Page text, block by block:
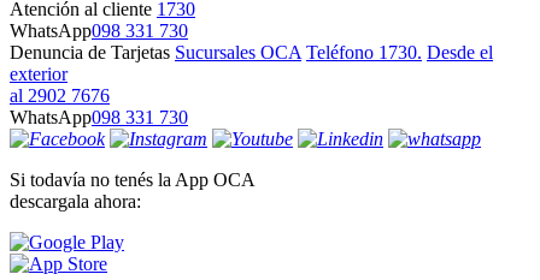
Atención al cliente 1730
WhatsApp098 331 730
Denuncia de Tarjetas Sucursales OCA Teléfono 1730. Desde el
exterior
al 2902 7676
WhatsApp098 331 730
Si todavía no tenés la App OCA
descargala ahora: